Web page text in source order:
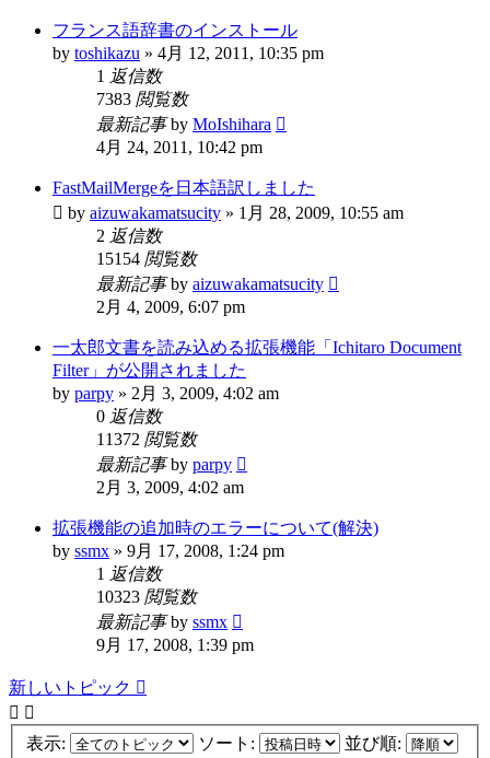
フランス語辞書のインストール
by toshikazu » 4月 12, 2011, 10:35 pm
1 返信数
7383 閲覧数
最新記事by MoIshihara
4月 24, 2011, 10:42 pm
FastMailMergeを日本語訳しました
by aizuwakamatsucity » 1月 28, 2009, 10:55 am
2 返信数
15154 閲覧数
最新記事by aizuwakamatsucity
2月 4, 2009, 6:07 pm
一太郎文書を読み込める拡張機能「Ichitaro Document
Filter」が公開されました
by parpy » 2月 3, 2009, 4:02 am
0 返信数
11372 閲覧数
最新記事by parpy
2月 3, 2009, 4:02 am
拡張機能の追加時のエラーについて(解決)
by ssmx » 9月 17, 2008, 1:24 pm
1 返信数
10323 閲覧数
最新記事by ssmx
9月 17, 2008, 1:39 pm
新しいトピック
表示: ソート: 並び順: